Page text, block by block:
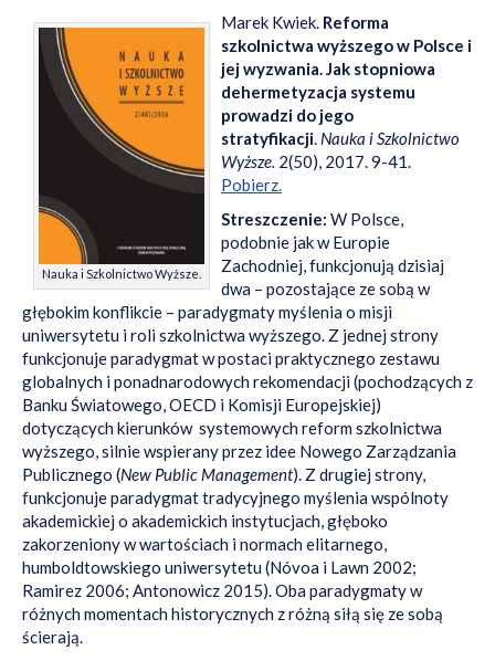
Nauka i Szkolnictwo Wyższe.
Marek Kwiek. Reforma
szkolnictwa wyższego w Polsce i
jej wyzwania. Jak stopniowa
dehermetyzacja systemu
prowadzi do jego
stratyfikacji. Nauka i Szkolnictwo
Wyższe. 2(50), 2017. 9-41.
Pobierz.
Streszczenie: W Polsce,
podobnie jak w Europie
Zachodniej, funkcjonują dzisiaj
dwa – pozostające ze sobą w
głębokim konflikcie – paradygmaty myślenia o misji
uniwersytetu i roli szkolnictwa wyższego. Z jednej strony
funkcjonuje paradygmat w postaci praktycznego zestawu
globalnych i ponadnarodowych rekomendacji (pochodzących z
Banku Światowego, OECD i Komisji Europejskiej)
dotyczących kierunków systemowych reform szkolnictwa
wyższego, silnie wspierany przez idee Nowego Zarządzania
Publicznego (New Public Management). Z drugiej strony,
funkcjonuje paradygmat tradycyjnego myślenia wspólnoty
akademickiej o akademickich instytucjach, głęboko
zakorzeniony w wartościach i normach elitarnego,
humboldtowskiego uniwersytetu (Nóvoa i Lawn 2002;
Ramirez 2006; Antonowicz 2015). Oba paradygmaty w
różnych momentach historycznych z różną siłą się ze sobą
ścierają.